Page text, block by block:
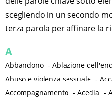
scegliendo in un secondo
terza parola per affinare la
A
Abbandono -Ablazione
Abuso e violenza sessuale -
Accompagnamento -Acedia -